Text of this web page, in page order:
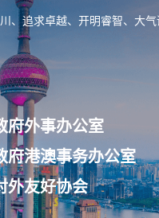
、追求卓越、开明睿智、大气
府外事办公室
府港澳事务办公室
外友好协会